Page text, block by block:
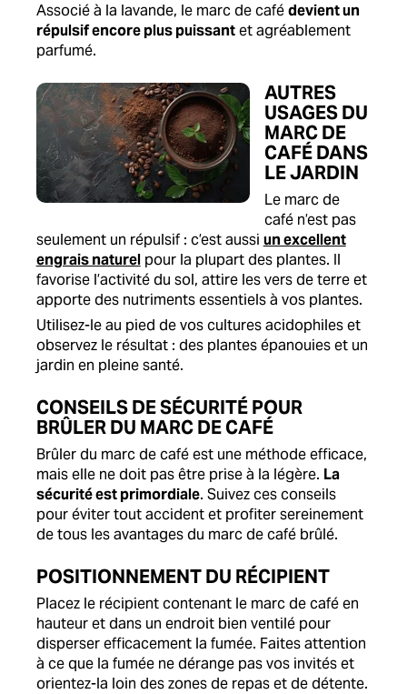
Associé à la lavande, le marc de cafédevient un
répulsif encore plus puissantet agréablement
parfumé.
AUTRES
USAGES DU
MARC DE
CAFÉ DANS
LE JARDIN
Le marc de
café n’est pas
seulement un répulsif : c’est aussi un excellent
engrais naturelpour la plupart des plantes. Il
favorise l’activité du sol, attire les vers de terre et
apporte des nutriments essentiels à vos plantes.
Utilisez-le au pied de vos cultures acidophiles et
observez le résultat : des plantes épanouies et un
jardin en pleine santé.
CONSEILS DE SÉCURITÉ POUR
BRÛLER DU MARC DE CAFÉ
Brûler du marc de café est une méthode efficace,
mais elle ne doit pas être prise à la légère. La
sécurité est primordiale. Suivez ces conseils
pour éviter tout accident et profiter sereinement
de tous les avantages du marc de café brûlé.
POSITIONNEMENT DU RÉCIPIENT
Placez le récipient contenant le marc de café en
hauteur et dans un endroit bien ventilé pour
disperser efficacement la fumée. Faites attention
à ce que la fumée ne dérange pas vos invités et
orientez-la loin des zones de repas et de détente.